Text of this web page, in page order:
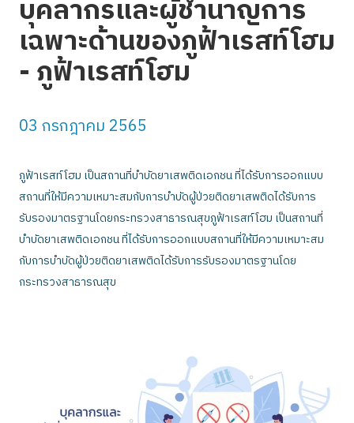
บุคลากรและผู้ชำนาญการ
เฉพาะด้านของภูฟ้าเรสท์โฮม
- ภูฟ้าเรสท์โฮม
03 กรกฎาคม 2565
ภูฟ้าเรสท์โฮม เป็นสถานที่บำบัดยาเสพติดเอกชน ที่ได้รับการออกแบบ
สถานที่ให้มีความเหมาะสมกับการบำบัดผู้ป่วยติดยาเสพติดได้รับการ
รับรองมาตรฐานโดยกระทรวงสาธารณสุขภูฟ้าเรสท์โฮม เป็นสถานที่
บำบัดยาเสพติดเอกชน ที่ได้รับการออกแบบสถานที่ให้มีความเหมาะสม
กับการบำบัดผู้ป่วยติดยาเสพติดได้รับการรับรองมาตรฐานโดย
กระทรวงสาธารณสุข